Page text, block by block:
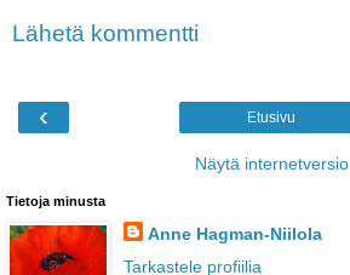
Lähetä kommentti
‹ Etusivu
Näytä internetversio
Tietoja minusta
Anne Hagman-Niilola
Tarkastele profiilia